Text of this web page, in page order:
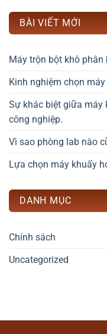
BÀI VIẾT MỚI
Máy trộn bột khô phân
Kinh nghiệm chọn
Sự khác biệt giữa máy
công nghiệp.
Vì sao phòng lab nào
Lựa chọn máy khuấy
DANH MỤC
Chính sách
Uncategorized